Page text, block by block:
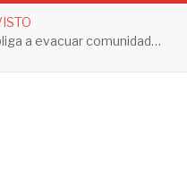
Erupción del Volcán de Fuego obliga a evacuar comunidades y mantiene en alerta a Guatemala